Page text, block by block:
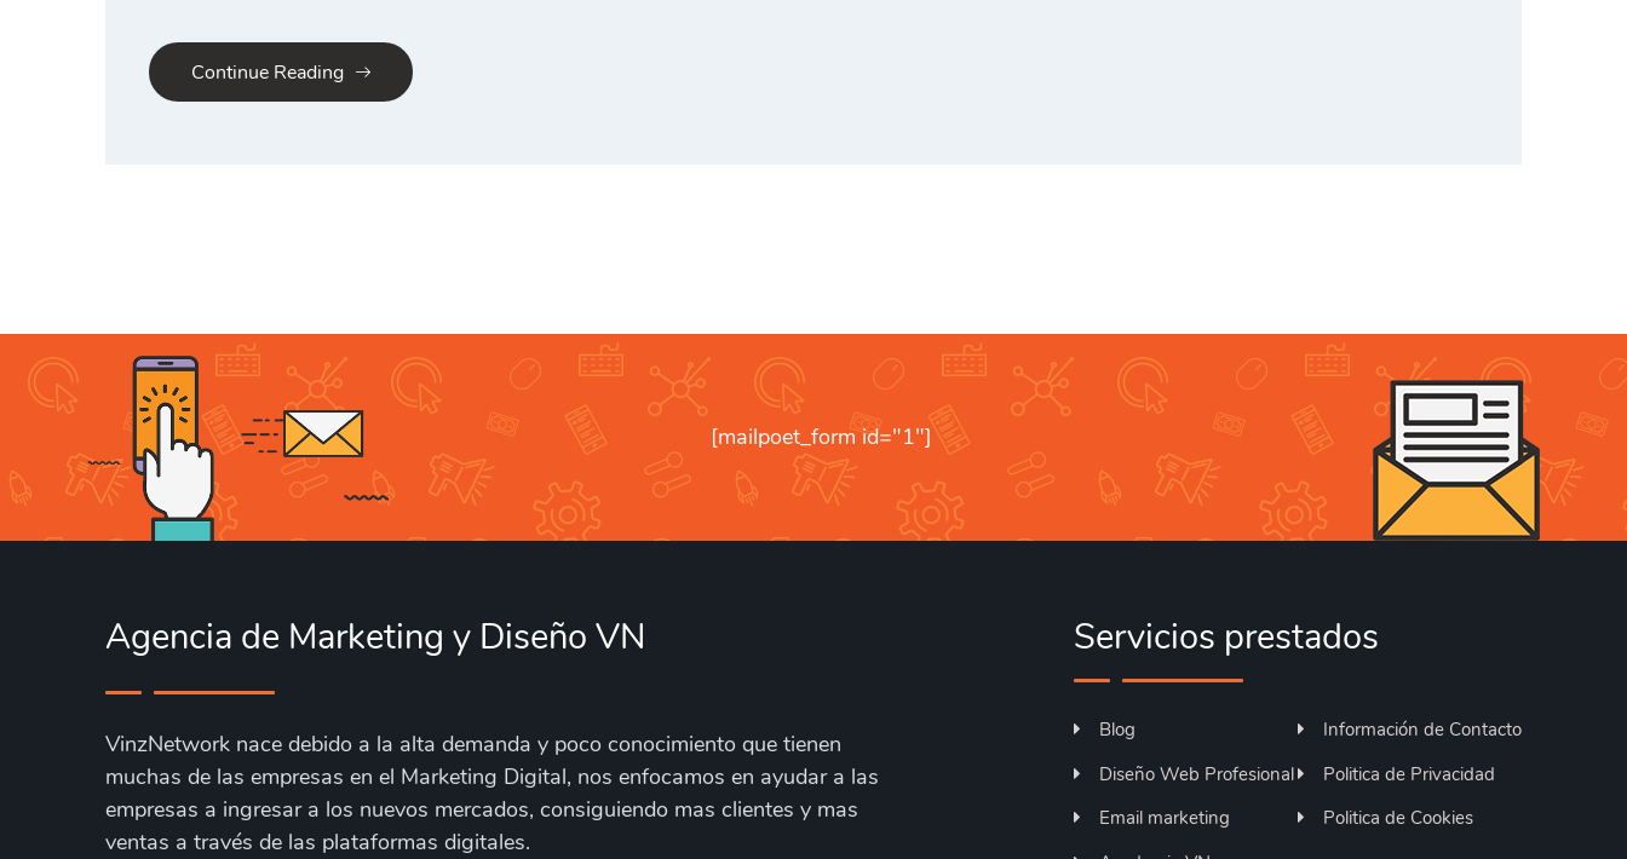
Continue Reading
[mailpoet_form id="1"]
Agencia de Marketing y Diseño VN
VinzNetwork nace debido a la alta demanda y poco conocimiento que tienen
muchas de las empresas en el Marketing Digital, nos enfocamos en ayudar a las
empresas a ingresar a los nuevos mercados, consiguiendo mas clientes y mas
ventas a través de las plataformas digitales.
Servicios prestados
Blog
Diseño Web Profesional
Email marketing
Información de Contacto
Politica de Privacidad
Politica de Cookies